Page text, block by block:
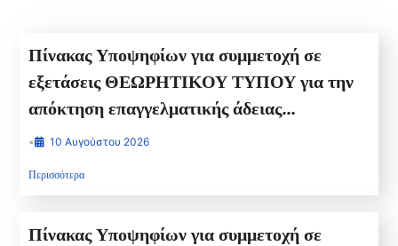
Πίνακας Υποψηφίων για συμμετοχή σε
εξετάσεις ΘΕΩΡΗΤΙΚΟΥ ΤΥΠΟΥ για την
απόκτηση επαγγελματικής άδειας
ΧΕΙΡΙΣΤΗ ΜΗΧΑΝΗΜΑΤΩΝ ΕΡΓΟΥ
• 10 Αυγούστου 2026
Περισσότερα
Πίνακας Υποψηφίων για συμμετοχή σε